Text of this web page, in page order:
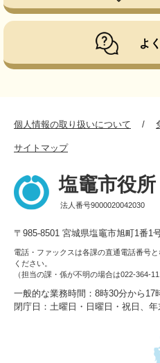
よ
個人情報の取り扱いについて
サイトマップ
塩竈市役所
法人番号9000020042030
〒985-8501 宮城県塩竈市旭町1番1
電話・ファックスは各課の直通電話番号と
ください。
（担当の課・係が不明の場合は022-364-
一般的な業務時間：8時30分から17
閉庁日：土曜日・日曜日・祝日、年